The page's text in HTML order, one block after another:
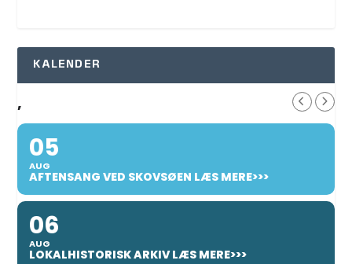
KALENDER
,
05
AUG
AFTENSANG VED SKOVSØEN LÆS MERE>>>
06
AUG
LOKALHISTORISK ARKIV LÆS MERE>>>